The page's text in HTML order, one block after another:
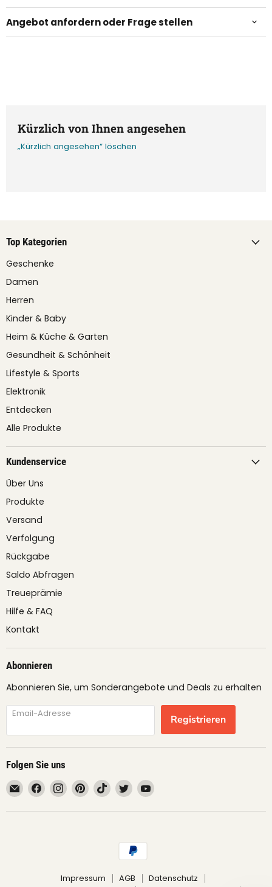
Angebot anfordern oder Frage stellen
Kürzlich von Ihnen angesehen
„Kürzlich angesehen“ löschen
Top Kategorien
Geschenke
Damen
Herren
Kinder & Baby
Heim & Küche & Garten
Gesundheit & Schönheit
Lifestyle & Sports
Elektronik
Entdecken
Alle Produkte
Kundenservice
Über Uns
Produkte
Versand
Verfolgung
Rückgabe
Saldo Abfragen
Treueprämie
Hilfe & FAQ
Kontakt
Abonnieren
Abonnieren Sie, um Sonderangebote und Deals zu erhalten
Email-Adresse Registrieren
Folgen Sie uns
Email
fruimundo
Finden
Sie
uns
Finden
Sie
uns
Finden
Sie
uns
Finden
Sie
uns
Finden
Sie
uns
Finden
uns
Impressum AGB
Datenschutz